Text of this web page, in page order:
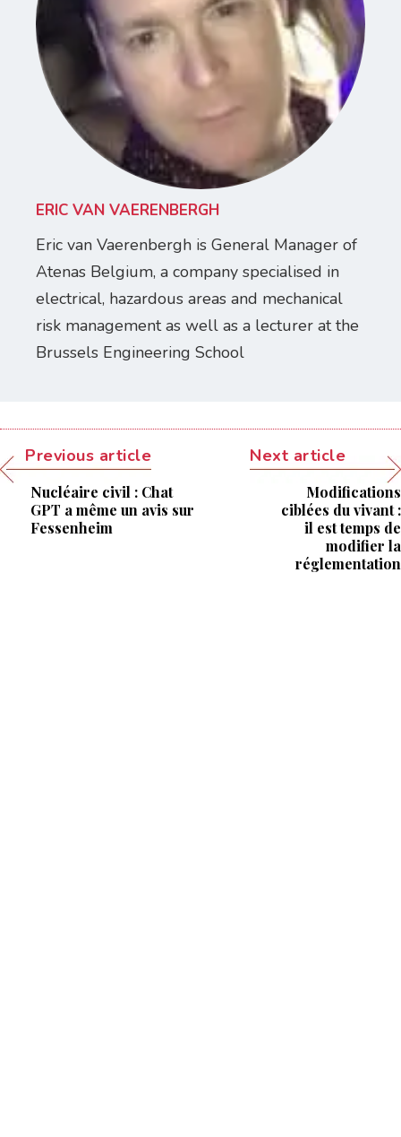
ERIC VAN VAERENBERGH
Eric van Vaerenbergh is General Manager of
Atenas Belgium, a company specialised in
electrical, hazardous areas and mechanical
risk management as well as a lecturer at the
Brussels Engineering School
Previous article
Nucléaire civil : Chat
GPT a même un avis sur
Fessenheim
Next article
Modifications
ciblées du vivant :
il est temps de
modifier la
réglementation